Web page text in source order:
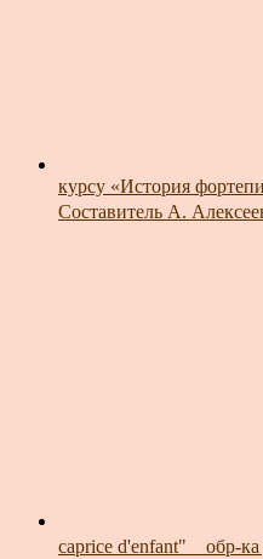
курсу «История
Составитель А.
caprice d'enfant" _ обр-